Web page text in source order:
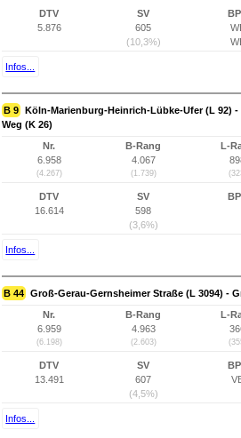
DTV
5.876
SV
605
(10,3%)
Infos...
B 9 Köln-Marienburg-Heinrich-Lübke-Ufer (L 92)
Weg (K 26)
Nr.
6.958
(4.267)
B-Rang
4.067
(1.739)
L-
DTV
16.614
SV
598
(3,6%)
Infos...
B 44 Groß-Gerau-Gernsheimer Straße (L 3094) -
Nr.
6.959
(6.198)
B-Rang
4.963
(2.603)
L-
DTV
13.491
SV
607
(4,5%)
Infos...